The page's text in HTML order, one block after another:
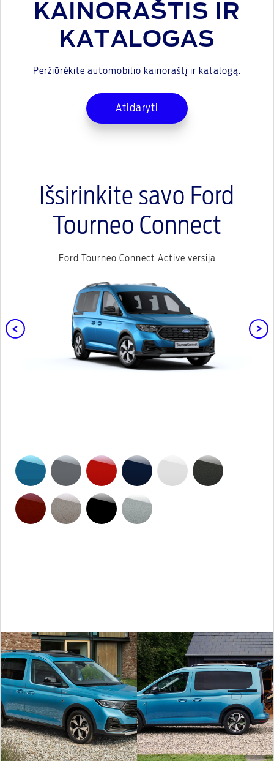
KAINORAŠTIS IR
KATALOGAS
Peržiūrėkite automobilio kainoraštį ir katalogą.
Atidaryti
Išsirinkite savo Ford
Tourneo Connect
Ford Tourneo Connect Active versija